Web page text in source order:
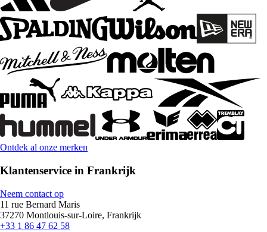
Ontdek al onze merken
Klantenservice in Frankrijk
Neem contact op
11 rue Bernard Maris
37270 Montlouis-sur-Loire, Frankrijk
+33 1 86 47 62 58